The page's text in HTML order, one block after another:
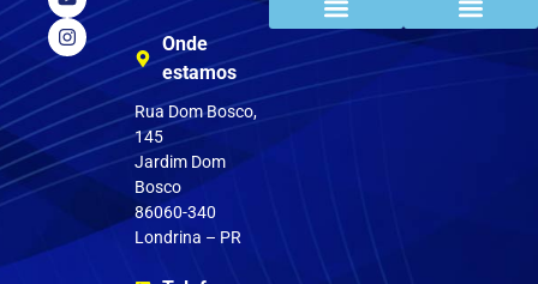
Onde
estamos
Rua Dom Bosco,
145
Jardim Dom
Bosco
86060-340
Londrina – PR